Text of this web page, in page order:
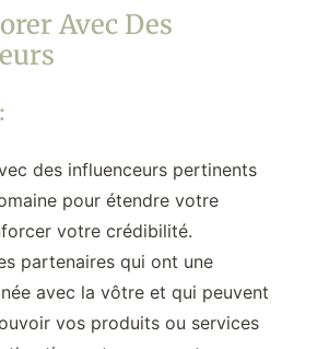
Avec Des
des influenceurs pertinents
pour étendre votre
votre crédibilité.
partenaires qui ont une
avec la vôtre et qui peuvent
vos produits ou services